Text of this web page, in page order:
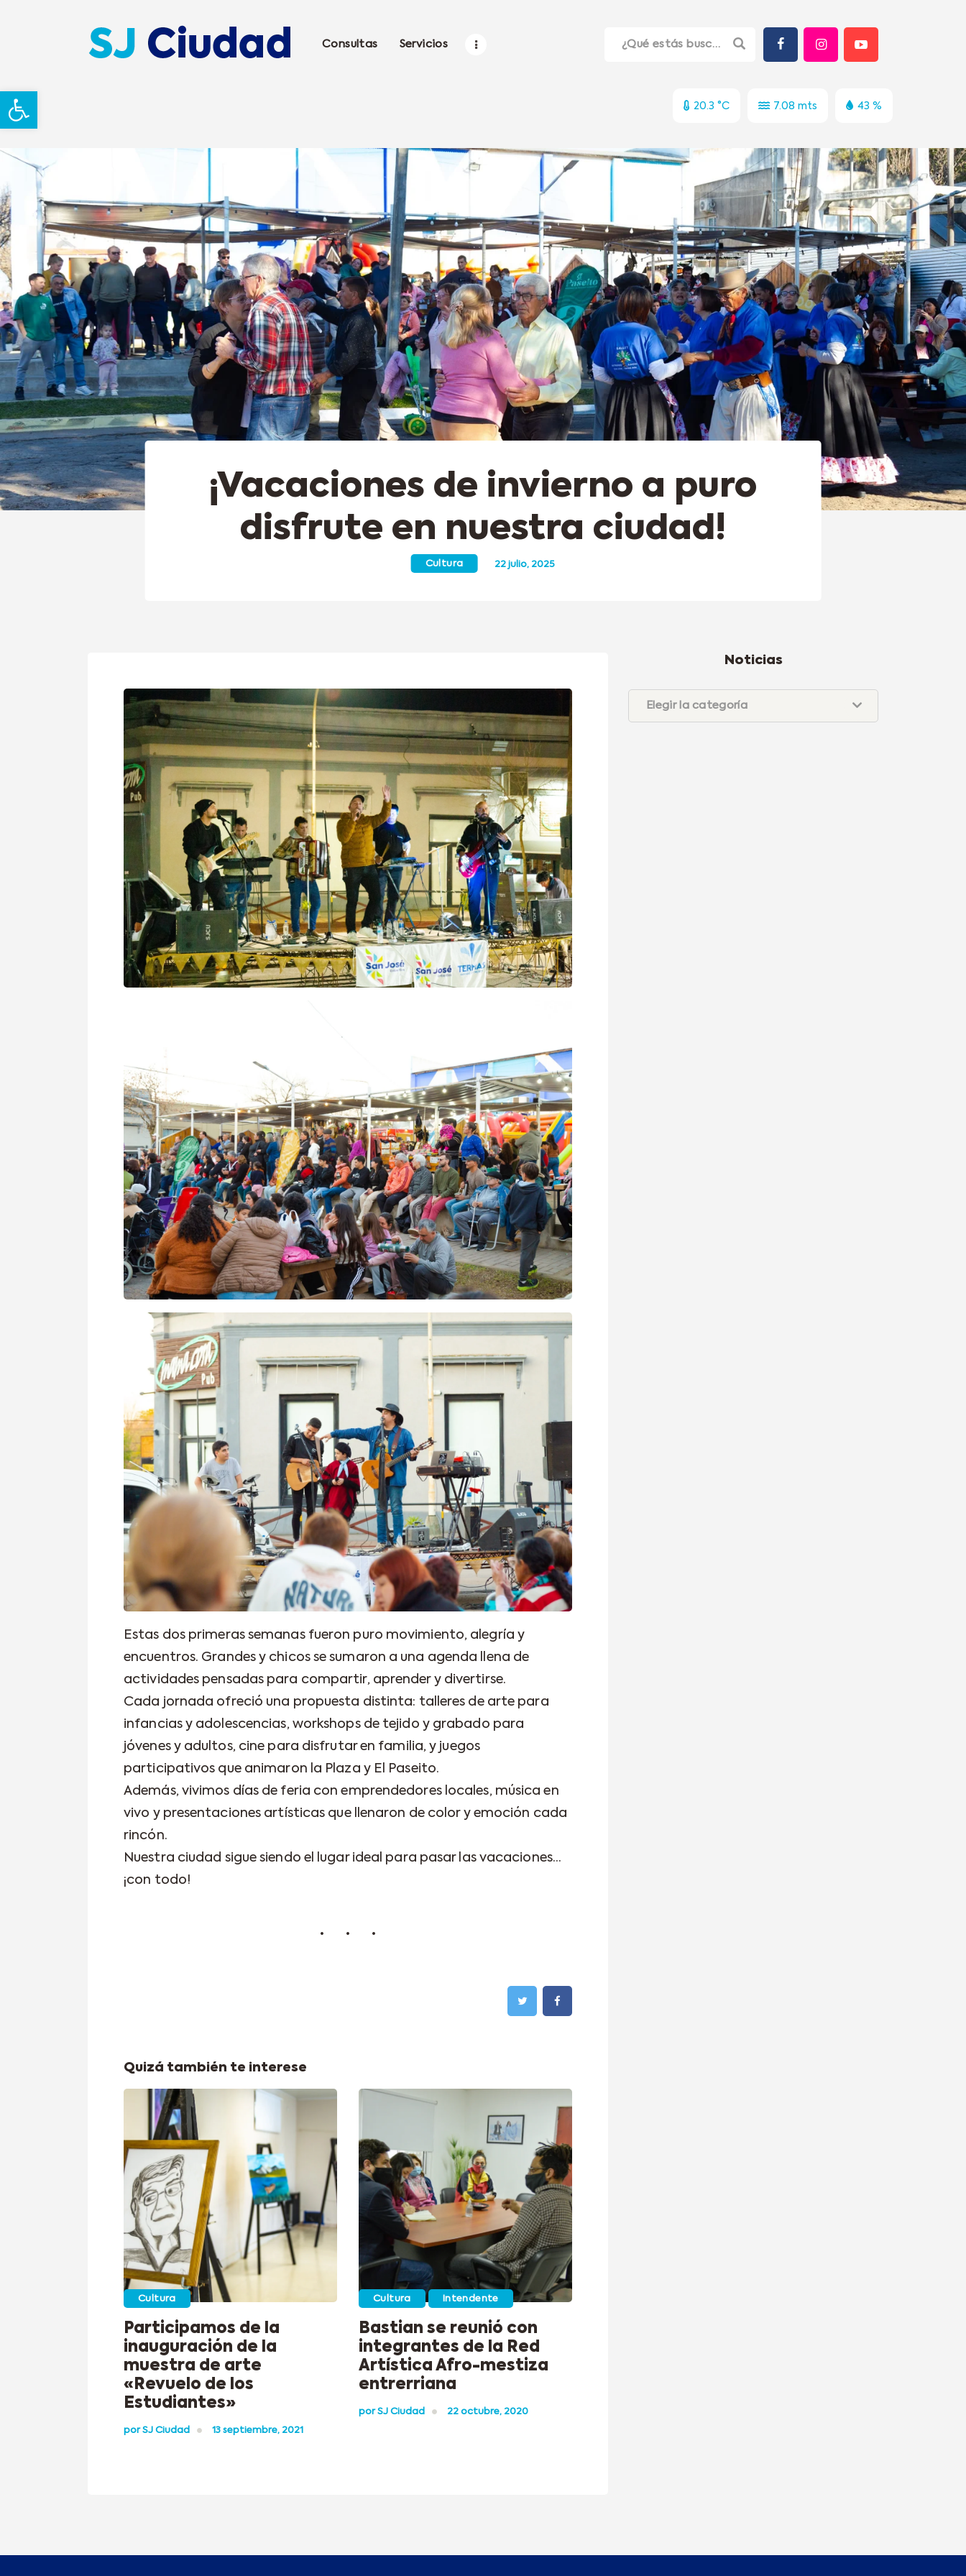
Abrir barra de herramientas
Consultas Servicios
20.3 °C 7.08 mts 43 %
¡Vacaciones de invierno a puro
disfrute en nuestra ciudad!
Cultura 22 julio, 2025
Estas dos primeras semanas fueron puro movimiento, alegría y
encuentros. Grandes y chicos se sumaron a una agenda llena de
actividades pensadas para compartir, aprender y divertirse.
Cada jornada ofreció una propuesta distinta: talleres de arte para
infancias y adolescencias, workshops de tejido y grabado para
jóvenes y adultos, cine para disfrutar en familia, y juegos
participativos que animaron la Plaza y El Paseito.
Además, vivimos días de feria con emprendedores locales, música en
vivo y presentaciones artísticas que llenaron de color y emoción cada
rincón.
Nuestra ciudad sigue siendo el lugar ideal para pasar las vacaciones…
¡con todo!
Quizá también te interese
Cultura
Participamos de la
inauguración de la
muestra de arte
«Revuelo de los
Estudiantes»
porSJ Ciudad 13 septiembre, 2021
Cultura Intendente
Bastian se reunió con
integrantes de la Red
Artística Afro-mestiza
entrerriana
porSJ Ciudad 22 octubre, 2020
Noticias